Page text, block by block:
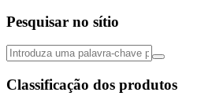
Pesquisar no sítio
Classificação dos produtos